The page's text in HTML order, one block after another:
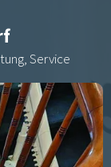
Service